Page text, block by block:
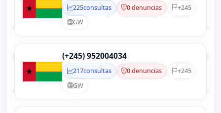
225consultas 0 denuncias
+245
GW
(+245) 952004034
217consultas 0 denuncias
+245
GW